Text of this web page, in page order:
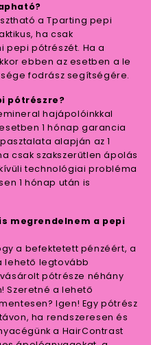
a Tparting pepi
ha csak
pepi pótrészét. Ha a
ebben az esetben a le
fodrász segítségére.
pótrészre?
hajápolóinkkal
1 hónap garancia
alapján az 1
csak szakszerűtlen ápolás
technológiai probléma
1 hónap után is
megrendelnem a pepi
a befektetett pénzéért, a
lehető legtovább
pótrésze néhány
Szeretné a lehető
Igen! Egy pótrész
ha rendszeresen és
a HairContrast